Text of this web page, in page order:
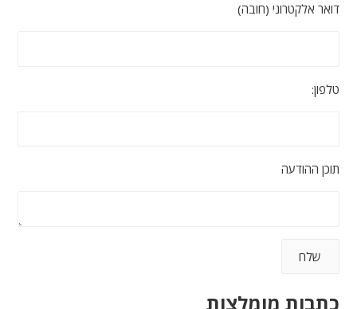
דואר אלקטרוני (חובה)
טלפון:
תוכן ההודעה
כתבות מומלצות